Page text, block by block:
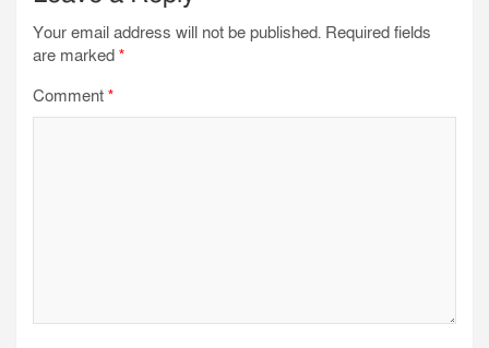
Your email address will not be published. Required fields
are marked *
Comment *